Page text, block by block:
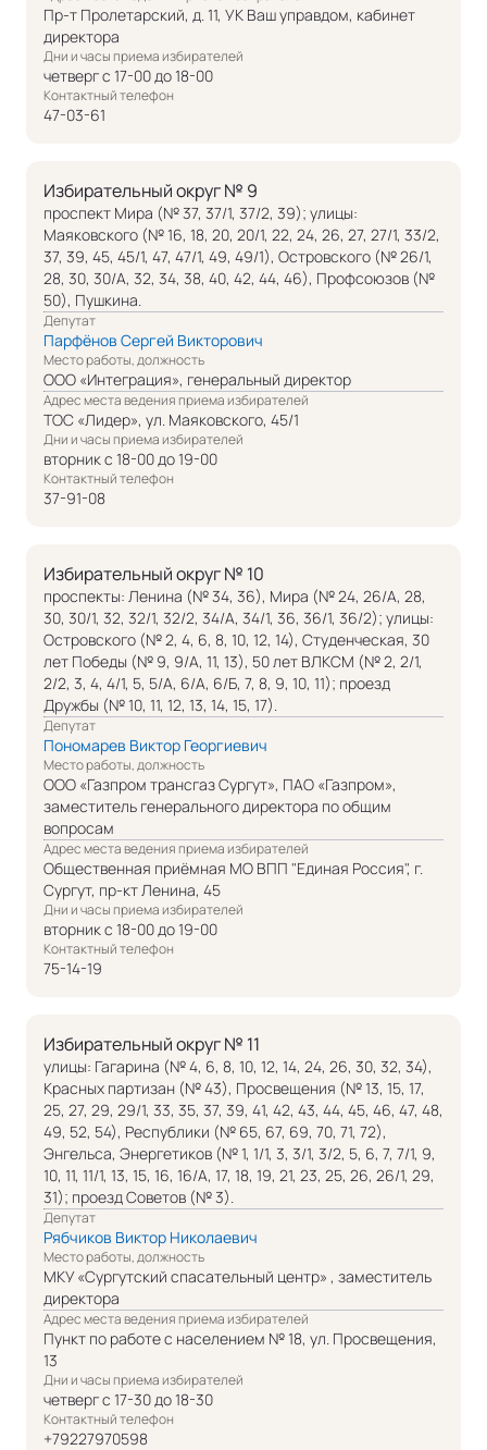
Пр-т Пролетарский, д. 11, УК Ваш управдом, кабинет
директора
Дни и часы приема избирателей
четверг с 17-00 до 18-00
Контактный телефон
47-03-61
Избирательный округ № 9
проспект Мира (№ 37, 37/1, 37/2, 39); улицы:
Маяковского (№ 16, 18, 20, 20/1, 22, 24, 26, 27, 27/1, 33/2,
37, 39, 45, 45/1, 47, 47/1, 49, 49/1), Островского (№ 26/1,
28, 30, 30/А, 32, 34, 38, 40, 42, 44, 46), Профсоюзов (№
50), Пушкина.
Депутат
Парфёнов Сергей Викторович
Место работы, должность
ООО «Интеграция», генеральный директор
Адрес места ведения приема избирателей
ТОС «Лидер», ул. Маяковского, 45/1
Дни и часы приема избирателей
вторник с 18-00 до 19-00
Контактный телефон
37-91-08
Избирательный округ № 10
проспекты: Ленина (№ 34, 36), Мира (№ 24, 26/А, 28,
30, 30/1, 32, 32/1, 32/2, 34/А, 34/1, 36, 36/1, 36/2); улицы:
Островского (№ 2, 4, 6, 8, 10, 12, 14), Студенческая, 30
лет Победы (№ 9, 9/А, 11, 13), 50 лет ВЛКСМ (№ 2, 2/1,
2/2, 3, 4, 4/1, 5, 5/А, 6/А, 6/Б, 7, 8, 9, 10, 11); проезд
Дружбы (№ 10, 11, 12, 13, 14, 15, 17).
Депутат
Пономарев Виктор Георгиевич
Место работы, должность
ООО «Газпром трансгаз Сургут», ПАО «Газпром»,
заместитель генерального директора по общим
вопросам
Адрес места ведения приема избирателей
Общественная приёмная МО ВПП "Единая Россия", г.
Сургут, пр-кт Ленина, 45
Дни и часы приема избирателей
вторник с 18-00 до 19-00
Контактный телефон
75-14-19
Избирательный округ № 11
улицы: Гагарина (№ 4, 6, 8, 10, 12, 14, 24, 26, 30, 32, 34),
Красных партизан (№ 43), Просвещения (№ 13, 15, 17,
25, 27, 29, 29/1, 33, 35, 37, 39, 41, 42, 43, 44, 45, 46, 47, 48,
49, 52, 54), Республики (№ 65, 67, 69, 70, 71, 72),
Энгельса, Энергетиков (№ 1, 1/1, 3, 3/1, 3/2, 5, 6, 7, 7/1, 9,
10, 11, 11/1, 13, 15, 16, 16/А, 17, 18, 19, 21, 23, 25, 26, 26/1, 29,
31); проезд Советов (№ 3).
Депутат
Рябчиков Виктор Николаевич
Место работы, должность
МКУ «Сургутский спасательный центр» , заместитель
директора
Адрес места ведения приема избирателей
Пункт по работе с населением № 18, ул. Просвещения,
13
Дни и часы приема избирателей
четверг с 17-30 до 18-30
Контактный телефон
+79227970598